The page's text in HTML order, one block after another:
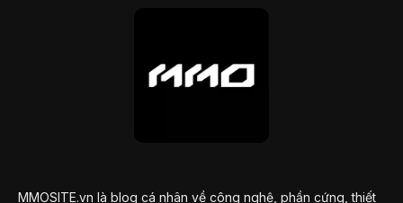
MMOSITE.vn là blog cá nhân về công nghệ, phần cứng, thiết